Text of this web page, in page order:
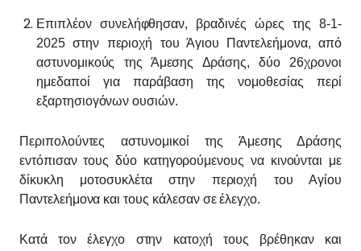
Επιπλέον συνελήφθησαν, βραδινές ώρες της 8-1-
2025 στην περιοχή του Άγιου Παντελεήμονα, από
αστυνομικούς της Άμεσης Δράσης, δύο 26χρονοι
ημεδαποί για παράβαση της νομοθεσίας περί
εξαρτησιογόνων ουσιών.
Περιπολούντες αστυνομικοί της Άμεσης Δράσης
εντόπισαν τους δύο κατηγορούμενους να κινούνται με
δίκυκλη μοτοσυκλέτα στην περιοχή του Αγίου
Παντελεήμονα και τους κάλεσαν σε έλεγχο.
Κατά τον έλεγχο στην κατοχή τους βρέθηκαν και